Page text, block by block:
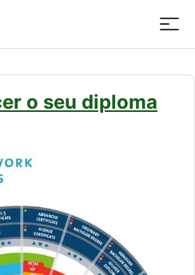
o seu diploma